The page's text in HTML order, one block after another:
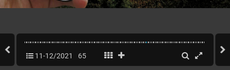
11-12/2021 65